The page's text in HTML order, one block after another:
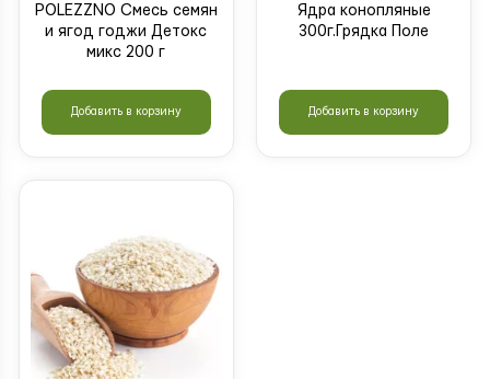
POLEZZNO Смесь семян
и ягод годжи Детокс
микс 200 г
Добавить в корзину
Ядра конопляные
300г.Грядка Поле
Добавить в корзину